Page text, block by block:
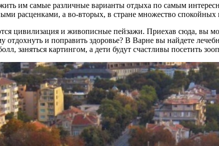
им самые различные варианты отдыха по самым
расценками, а во-вторых, в стране множество
цивилизация и живописные пейзажи. Приехав сюда, вы
отдохнуть и поправить здоровье? В Варне вы найдете
заняться картингом, а дети будут счастливы посетить